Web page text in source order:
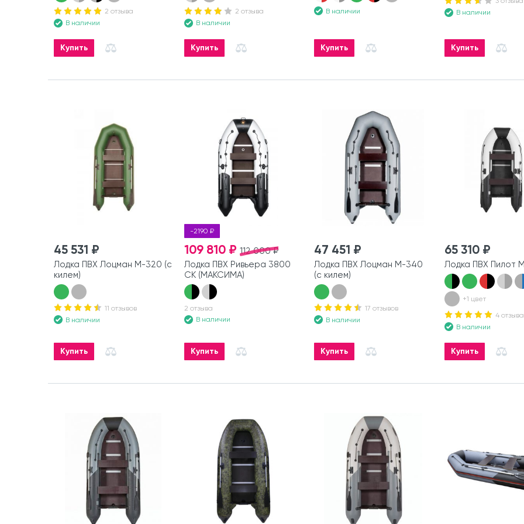
2 отзыва
В наличии
Купить
2 отзыва
В наличии
Купить
В наличии
Купить
В наличии
Купить
45 531 ₽
Лодка ПВХ Лоцман М-320 (с
килем)
11 отзывов
В наличии
Купить
-2190 ₽
112 000 ₽
109 810 ₽
Лодка ПВХ Ривьера 3800
СК (МАКСИМА)
2 отзыва
В наличии
Купить
47 451 ₽
Лодка ПВХ Лоцман М-340
(с килем)
17 отзывов
В наличии
Купить
65 310 ₽
Лодка ПВХ Пилот
+1 цвет
4 отзыва
В наличии
Купить